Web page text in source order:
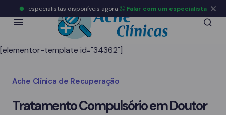
[elementor-template id="34362"]
Ache Clínica de Recuperação
Tratamento Compulsório em Doutor
especialistas disponíveis agora Falar com um especialista